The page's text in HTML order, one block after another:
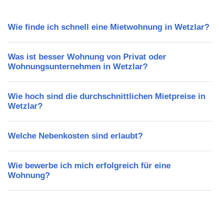
Wie finde ich schnell eine Mietwohnung in Wetzlar?
Was ist besser Wohnung von Privat oder
Wohnungsunternehmen in Wetzlar?
Wie hoch sind die durchschnittlichen Mietpreise in
Wetzlar?
Welche Nebenkosten sind erlaubt?
Wie bewerbe ich mich erfolgreich für eine
Wohnung?